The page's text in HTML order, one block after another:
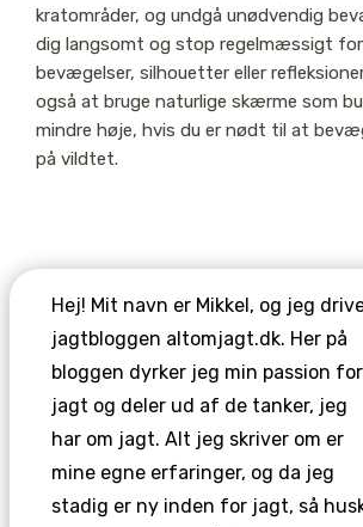
kratområder, og undgå unødvendig
dig langsomt og stop regelmæssigt
bevægelser, silhouetter eller
også at bruge naturlige skærme som
mindre høje, hvis du er nødt til at
på vildtet.
Hej! Mit navn er Mikkel, og jeg
jagtbloggen altomjagt.dk. Her på
bloggen dyrker jeg min passion for
jagt og deler ud af de tanker, jeg
har om jagt. Alt jeg skriver om er
mine egne erfaringer, og da jeg
stadig er ny inden for jagt, så